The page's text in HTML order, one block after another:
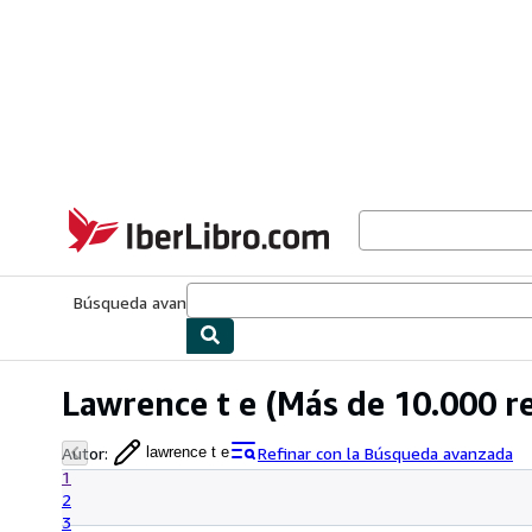
IberLibro.com
Búsqueda avanzada
Lawrence t e (Más de 10.000
Autor: lawrence t e
Refinar con la Búsqueda avanzada
1
2
3